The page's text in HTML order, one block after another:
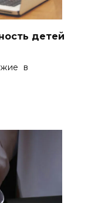
детей
в